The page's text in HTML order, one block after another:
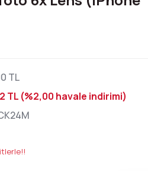
TL
TL (%2,00 havale indirimi)